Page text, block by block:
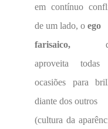
em contínuo
de um lado, oego
farisaico,
aproveita todas
ocasiões para
diante dos outros
(cultura da